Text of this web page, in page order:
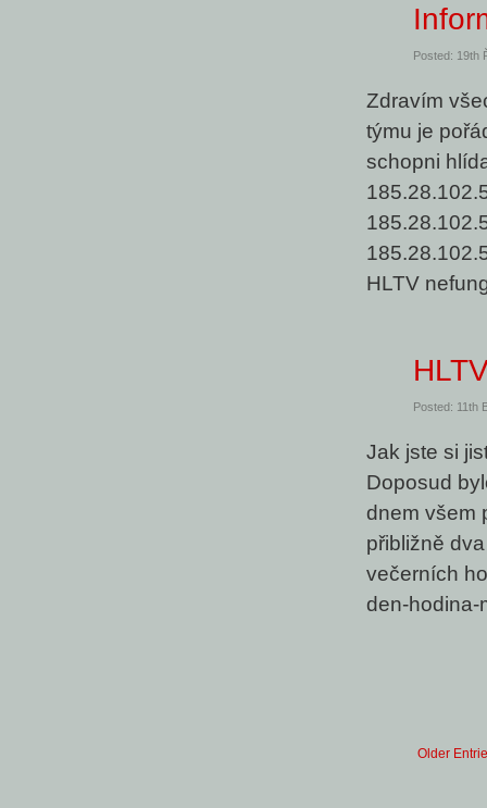
Posted: 19th
Zdravím
týmu je
schopni
HLTV
Posted: 11th
Jak jste si
Doposud
dnem všem
přibližně
večerních
den-
Older